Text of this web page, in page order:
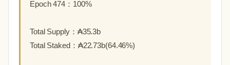
Epoch 474：100%
Total Supply：₳35.3b
Total Staked：₳22.73b(64.46%)